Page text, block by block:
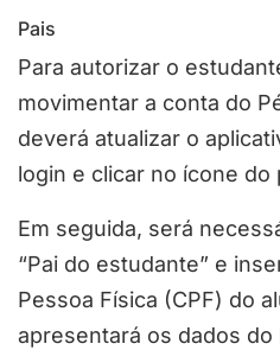
Pais
Para autorizar o
movimentar a conta do
deverá atualizar o
login e clicar no ícone
Em seguida, será
“Pai do estudante” e
Pessoa Física (CPF) do
apresentará os dados